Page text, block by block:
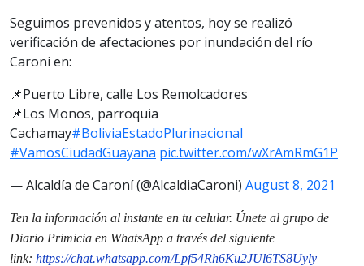
Seguimos prevenidos y atentos, hoy se realizó
verificación de afectaciones por inundación del río
Caroni en:
📌Puerto Libre, calle Los Remolcadores
📌Los Monos, parroquia
Cachamay#BoliviaEstadoPlurinacional
#VamosCiudadGuayana pic.twitter.com/wXrAmRmG1P
— Alcaldía de Caroní (@AlcaldiaCaroni) August 8, 2021
Ten la información al instante en tu celular. Únete al grupo de
Diario Primicia en WhatsApp a través del siguiente
link: https://chat.whatsapp.com/Lpf54Rh6Ku2JUl6TS8Uyly